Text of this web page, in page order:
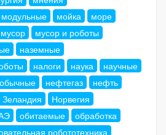
модульные мойка
море
мусор
мусор и роботы
наземные
налоги наука
научные
нефтегаз
нефть
Норвегия
обитаемые
обработка
робототехника